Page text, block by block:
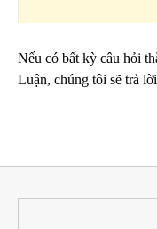
Nếu có bất kỳ câu hỏi
Luận, chúng tôi sẽ trả